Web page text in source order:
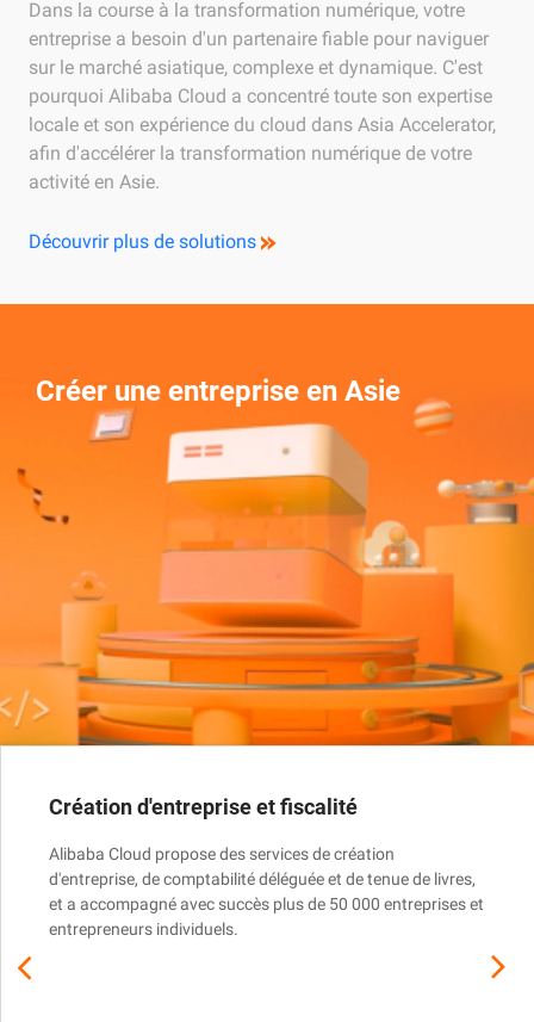
Dans la course à la transformation numérique, votre
entreprise a besoin d'un partenaire fiable pour naviguer
sur le marché asiatique, complexe et dynamique. C'est
pourquoi Alibaba Cloud a concentré toute son expertise
locale et son expérience du cloud dans Asia Accelerator,
afin d'accélérer la transformation numérique de votre
activité en Asie.
Découvrir plus de solutions
Créer une entreprise en Asie
Création d'entreprise et fiscalité
Alibaba Cloud propose des services de création
d'entreprise, de comptabilité déléguée et de tenue de livres,
et a accompagné avec succès plus de 50 000 entreprises et
entrepreneurs individuels.